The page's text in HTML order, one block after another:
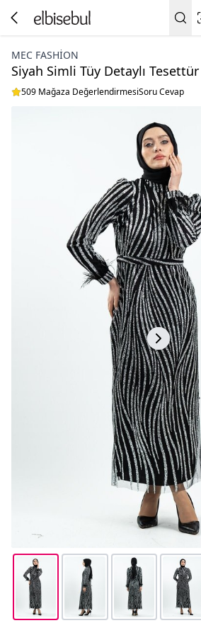
MEC FASHION
Siyah Simli Tüy Detaylı
509 Mağaza DeğerlendirmesiSoru Cevap